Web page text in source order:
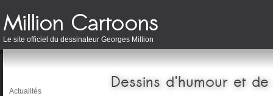
Le site officiel du dessinateur Georges Million
Actualités
Dessins d'humour et